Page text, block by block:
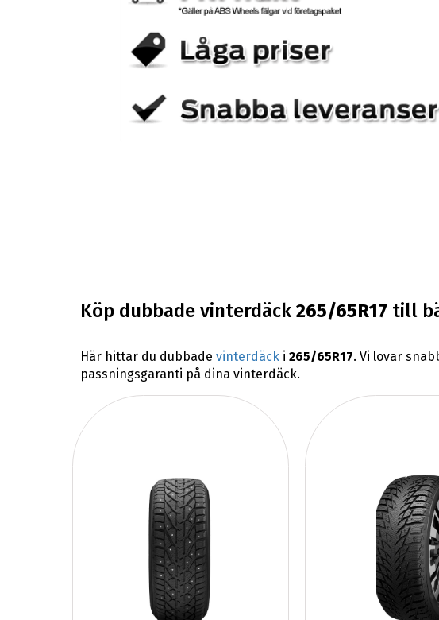
Köp dubbade vinterdäck 265/65R17 till
Här hittar du dubbade vinterdäcki 265/65R17. Vi lovar
passningsgaranti på dina vinterdäck.